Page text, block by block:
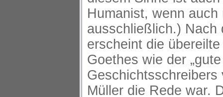
Humanist, wenn auch
ausschließlich.) Nach
erscheint die übereilte
Goethes wie der
Geschichtsschreibers
Müller die Rede war.